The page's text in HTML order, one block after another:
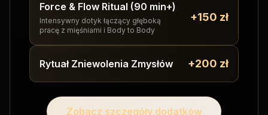
Force & Flow Ritual (90 min+)
Intensywny dotyk łączący głęboką
pracę z mięśniami i Body to Body
+150 zł
Rytuał Zniewolenia Zmysłów +200 zł
Zobacz szczegóły dodatków